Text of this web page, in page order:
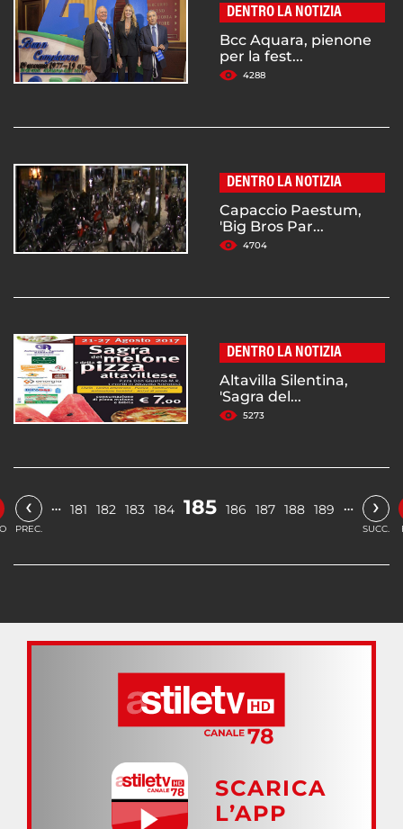
DENTRO LA NOTIZIA
Bcc Aquara, pienone
per la fest...
4288
DENTRO LA NOTIZIA
Capaccio Paestum,
'Big Bros Par...
4704
DENTRO LA NOTIZIA
Altavilla Silentina,
'Sagra del...
5273
‹
PREC.
… 181 182 183 184 185 186 187 188 189 … ›
SUCC.
SCARICA
L’APP